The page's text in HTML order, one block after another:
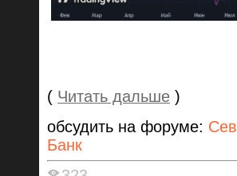
( Читать дальше )
обсудить на форуме:
Банк